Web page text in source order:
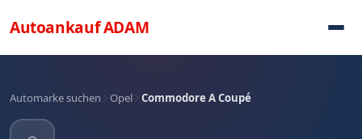
AutoankaufADAM
Automarke suchen Opel Commodore A Coupé